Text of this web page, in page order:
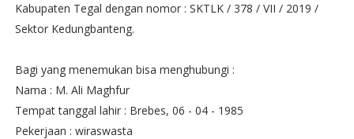
Kabupaten Tegal dengan nomor : SKTLK / 378 / VII / 2019 /
Sektor Kedungbanteng.
Bagi yang menemukan bisa menghubungi :
Nama : M. Ali Maghfur
Tempat tanggal lahir : Brebes, 06 - 04 - 1985
Pekerjaan : wiraswasta